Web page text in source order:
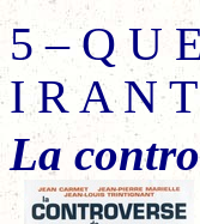
5 – Q U
I R A N
La